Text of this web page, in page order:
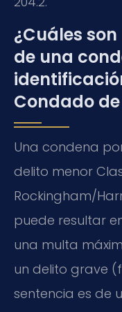
¿Cuáles
de una
Condado
Una condena
delito menor
Rockingham/
puede resultar
una multa
un delito grave
sentencia es de